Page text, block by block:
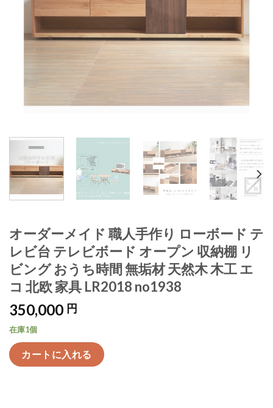
オーダーメイド 職人手作り ローボード テ
レビ台 テレビボード オープン 収納棚 リ
ビング おうち時間 無垢材 天然木 木工 エ
コ 北欧 家具 LR2018 no1938
350,000 円
在庫1個
カートに入れる